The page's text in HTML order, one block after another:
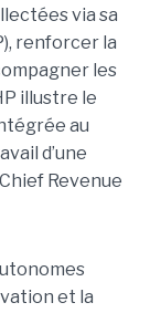
via sa
renforcer la
les
illustre le
au
d’une
Revenue
et la